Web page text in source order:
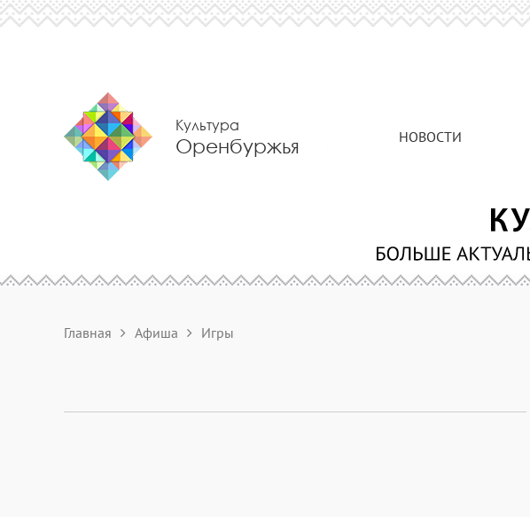
Культура
Оренбуржья НОВОСТИ
Главная Афиша Игры